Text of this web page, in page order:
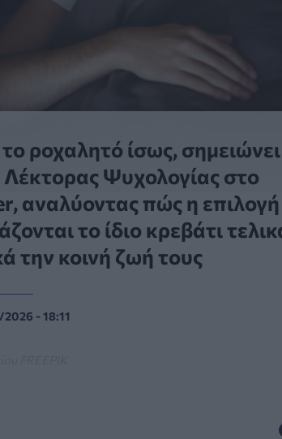
ροχαλητό ίσως,
Ψυχολογίας στο
αναλύοντας πώς η επιλογή
το ίδιο κρεβάτι
την κοινή ζωή τους
- 18:11